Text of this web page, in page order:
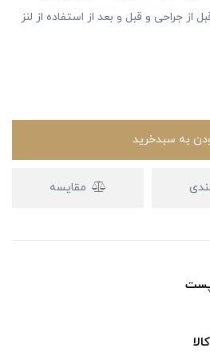
جراحی و قبل و بعد از استفاده از لنز
به سبدخرید
مقایسه
پست